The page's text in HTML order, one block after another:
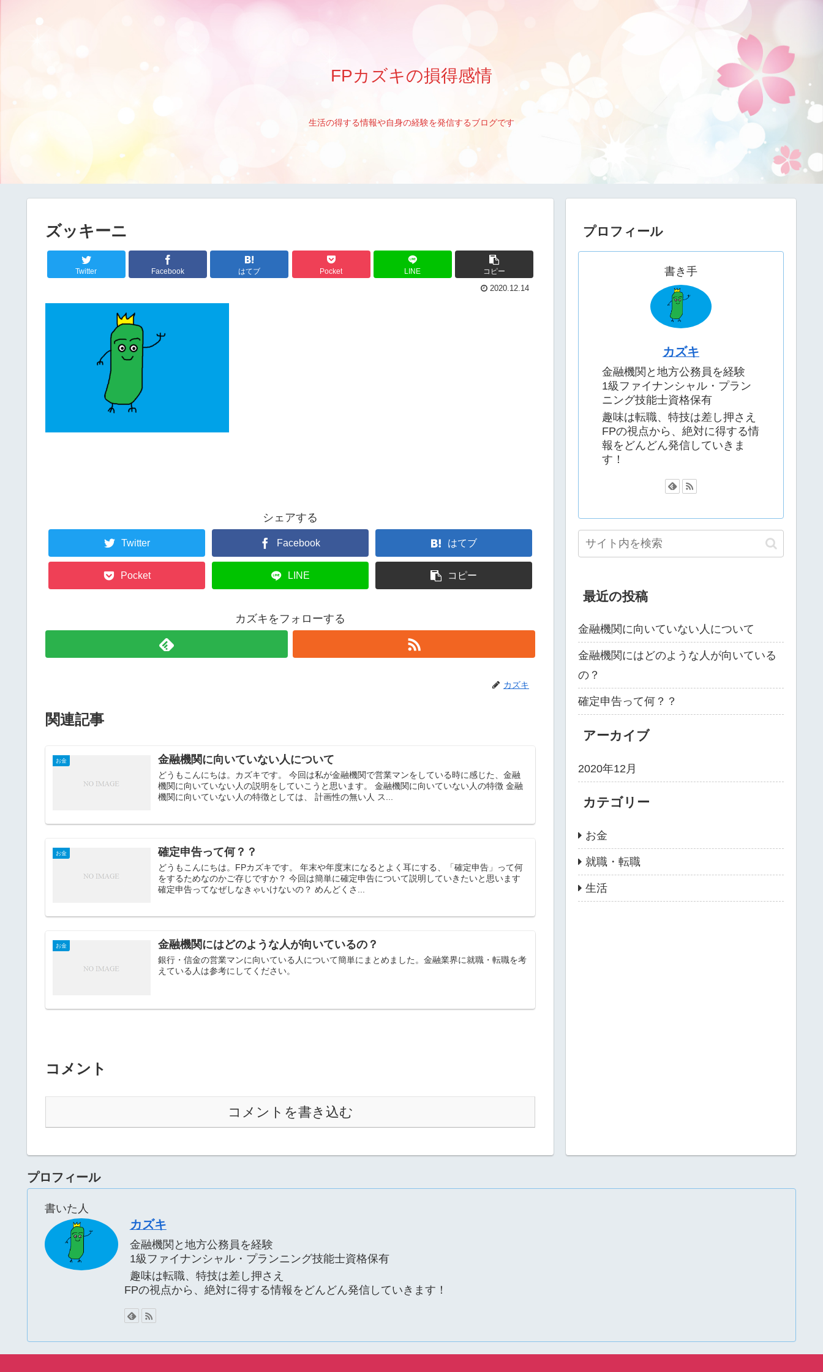
FPカズキの損得感情
生活の得する情報や自身の経験を発信するブログです
ズッキーニ
Twitter Facebook はてブ Pocket LINE コピー
2020.12.14
シェアする
Twitter Facebook はてブ
Pocket LINE コピー
カズキをフォローする
カズキ
関連記事
お金 金融機関に向いていない人について
どうもこんにちは。カズキです。 今回は私が金融機関で営業マンをしている時に感じた、金融
機関に向いていない人の説明をしていこうと思います。 金融機関に向いていない人の特徴 金融
機関に向いていない人の特徴としては、 計画性の無い人 ス...
お金 確定申告って何？？
どうもこんにちは。FPカズキです。 年末や年度末になるとよく耳にする、「確定申告」って何
をするためなのかご存じですか？ 今回は簡単に確定申告について説明していきたいと思います
確定申告ってなぜしなきゃいけないの？ めんどくさ...
お金 金融機関にはどのような人が向いているの？
銀行・信金の営業マンに向いている人について簡単にまとめました。金融業界に就職・転職を考
えている人は参考にしてください。
コメント
コメントを書き込む
プロフィール
書き手
カズキ
金融機関と地方公務員を経験
1級ファイナンシャル・プラン
ニング技能士資格保有
趣味は転職、特技は差し押さえ
FPの視点から、絶対に得する情
報をどんどん発信していきま
す！
最近の投稿
金融機関に向いていない人について
金融機関にはどのような人が向いている
の？
確定申告って何？？
アーカイブ
2020年12月
カテゴリー
お金
就職・転職
生活
プロフィール
書いた人
カズキ
金融機関と地方公務員を経験
1級ファイナンシャル・プランニング技能士資格保有
趣味は転職、特技は差し押さえ
FPの視点から、絶対に得する情報をどんどん発信していきます！